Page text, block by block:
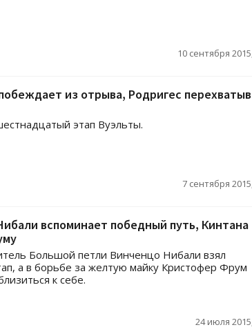
10 сентября
из отрыва, Родригес
этап Вуэльты.
7 сентября
вспоминает победный путь, Кинтана
Большой петли Винченцо Нибали взял
а в борьбе за желтую майку Кристофер Фрум
к себе.
24 июля